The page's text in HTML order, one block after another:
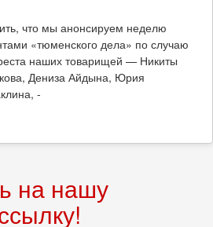
что мы анонсируем неделю
«тюменского дела» по случаю
наших товарищей — Никиты
Дениза Айдына, Юрия
-
на нашу